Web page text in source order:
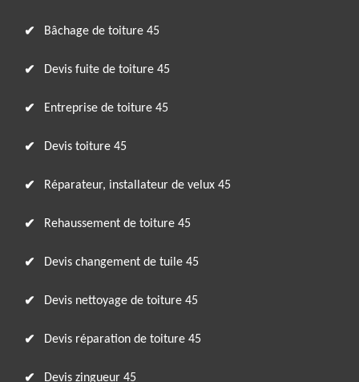
Bâchage de toiture 45
Devis fuite de toiture 45
Entreprise de toiture 45
Devis toiture 45
Réparateur, installateur de velux 45
Rehaussement de toiture 45
Devis changement de tuile 45
Devis nettoyage de toiture 45
Devis réparation de toiture 45
Devis zingueur 45